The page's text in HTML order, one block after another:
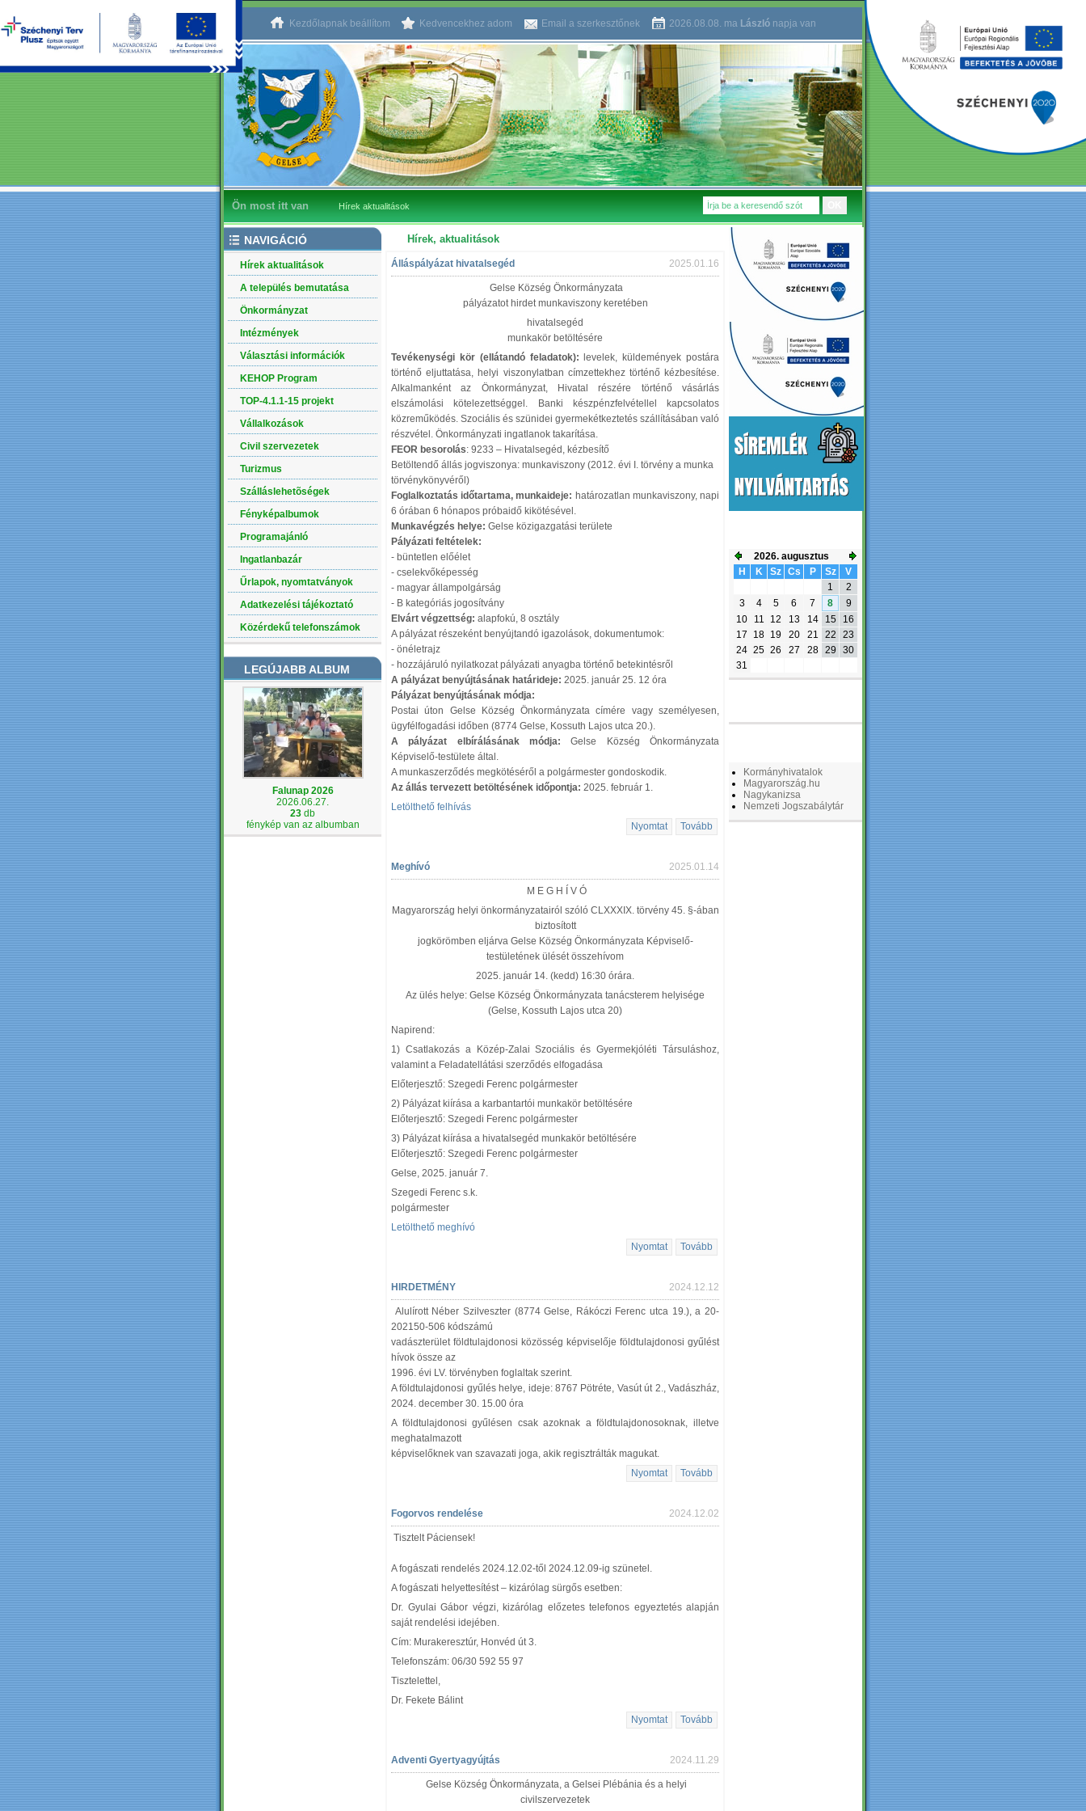
Kezdőlapnak beállítom Kedvencekhez adom Email a szerkesztőnek 2026.08.08. ma Lászlónapja van
Ön most itt van Hírek aktualitások
NAVIGÁCIÓ
Hírek aktualitások
A település bemutatása
Önkormányzat
Intézmények
Választási információk
KEHOP Program
TOP-4.1.1-15 projekt
Vállalkozások
Civil szervezetek
Turizmus
Szálláslehetõségek
Fényképalbumok
Programajánló
Ingatlanbazár
Űrlapok, nyomtatványok
Adatkezelési tájékoztató
Közérdekű telefonszámok
LEGÚJABB ALBUM
Falunap 2026
2026.06.27.
23 db
fénykép van az albumban
Hírek, aktualitások
Álláspályázat hivatalsegéd 2025.01.16
Gelse Község Önkormányzata
pályázatot hirdet munkaviszony keretében
hivatalsegéd
munkakör betöltésére
Tevékenységi kör (ellátandó feladatok): levelek, küldemények postára
történő eljuttatása, helyi viszonylatban címzettekhez történő kézbesítése.
Alkalmanként az Önkormányzat, Hivatal részére történő vásárlás
elszámolási kötelezettséggel. Banki készpénzfelvétellel kapcsolatos
közreműködés. Szociális és szünidei gyermekétkeztetés szállításában való
részvétel. Önkormányzati ingatlanok takarítása.
FEOR besorolás: 9233 – Hivatalsegéd, kézbesítő
Betöltendő állás jogviszonya: munkaviszony (2012. évi I. törvény a munka
törvénykönyvéről)
Foglalkoztatás időtartama, munkaideje: határozatlan munkaviszony, napi
6 órában 6 hónapos próbaidő kikötésével.
Munkavégzés helye: Gelse közigazgatási területe
Pályázati feltételek:
- büntetlen előélet
- cselekvőképesség
- magyar állampolgárság
- B kategóriás jogosítvány
Elvárt végzettség: alapfokú, 8 osztály
A pályázat részeként benyújtandó igazolások, dokumentumok:
- önéletrajz
- hozzájáruló nyilatkozat pályázati anyagba történő betekintésről
A pályázat benyújtásának határideje: 2025. január 25. 12 óra
Pályázat benyújtásának módja:
Postai úton Gelse Község Önkormányzata címére vagy személyesen,
ügyfélfogadási időben (8774 Gelse, Kossuth Lajos utca 20.).
A pályázat elbírálásának módja: Gelse Község Önkormányzata
Képviselő-testülete által.
A munkaszerződés megkötéséről a polgármester gondoskodik.
Az állás tervezett betöltésének időpontja: 2025. február 1.
Letölthető felhívás
Nyomtat
Tovább
Meghívó 2025.01.14
M E G H Í V Ó
Magyarország helyi önkormányzatairól szóló CLXXXIX. törvény 45. §-ában
biztosított
jogkörömben eljárva Gelse Község Önkormányzata Képviselő-
testületének ülését összehívom
2025. január 14. (kedd) 16:30 órára.
Az ülés helye: Gelse Község Önkormányzata tanácsterem helyisége
(Gelse, Kossuth Lajos utca 20)
Napirend:
1) Csatlakozás a Közép-Zalai Szociális és Gyermekjóléti Társuláshoz,
valamint a Feladatellátási szerződés elfogadása
Előterjesztő: Szegedi Ferenc polgármester
2) Pályázat kiírása a karbantartói munkakör betöltésére
Előterjesztő: Szegedi Ferenc polgármester
3) Pályázat kiírása a hivatalsegéd munkakör betöltésére
Előterjesztő: Szegedi Ferenc polgármester
Gelse, 2025. január 7.
Szegedi Ferenc s.k.
polgármester
Letölthető meghívó
Nyomtat
Tovább
HIRDETMÉNY 2024.12.12
Alulírott Néber Szilveszter (8774 Gelse, Rákóczi Ferenc utca 19.), a 20-
202150-506 kódszámú
vadászterület földtulajdonosi közösség képviselője földtulajdonosi gyűlést
hívok össze az
1996. évi LV. törvényben foglaltak szerint.
A földtulajdonosi gyűlés helye, ideje: 8767 Pötréte, Vasút út 2., Vadászház,
2024. december 30. 15.00 óra
A földtulajdonosi gyűlésen csak azoknak a földtulajdonosoknak, illetve
meghatalmazott
képviselőknek van szavazati joga, akik regisztrálták magukat.
Nyomtat
Tovább
Fogorvos rendelése 2024.12.02
Tisztelt Páciensek!
A fogászati rendelés 2024.12.02-től 2024.12.09-ig szünetel.
A fogászati helyettesítést – kizárólag sürgős esetben:
Dr. Gyulai Gábor végzi, kizárólag előzetes telefonos egyeztetés alapján
saját rendelési idejében.
Cím: Murakeresztúr, Honvéd út 3.
Telefonszám: 06/30 592 55 97
Tisztelettel,
Dr. Fekete Bálint
Nyomtat
Tovább
Adventi Gyertyagyújtás 2024.11.29
Gelse Község Önkormányzata, a Gelsei Plébánia és a helyi
civilszervezetek
2026. augusztus
H
K Sz Cs P Sz
V
1
2
3
4 5 6 7 8
9
10
11 12 13 14 15
16
17
18 19 20 21 22
23
24 25 26 27 28 29
30
31
Kormányhivatalok
Magyarország.hu
Nagykanizsa
Nemzeti Jogszabálytár